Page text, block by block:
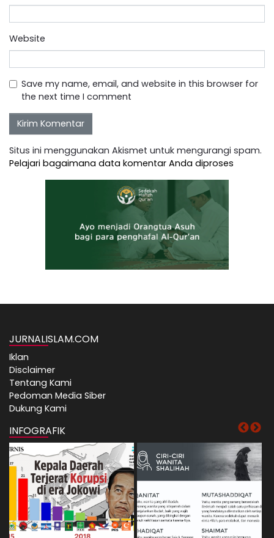
Website
Save my name, email, and website in this browser for
the next time I comment
Situs ini menggunakan Akismet untuk mengurangi spam.
Pelajari bagaimana data komentar Anda diproses
JURNALISLAM.COM
Iklan
Disclaimer
Tentang Kami
Pedoman Media Siber
Dukung Kami
INFOGRAFIK